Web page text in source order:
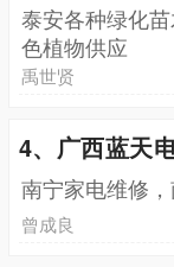
泰安各种绿化
色植物供应
禹世贤
4、广西蓝天
南宁家电维修
曾成良